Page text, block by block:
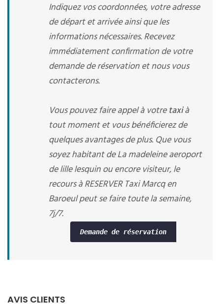
Indiquez vos coordonnées, votre adresse
de départ et arrivée ainsi que les
informations nécessaires. Recevez
immédiatement confirmation de votre
demande de réservation et nous vous
contacterons.
Vous pouvez faire appel à votretaxià
tout moment et vous bénéficierez de
quelques avantages de plus. Que vous
soyez habitant de La madeleine aeroport
de lille lesquin ou encore visiteur, le
recours à RESERVER Taxi Marcq en
Baroeul peut se faire toute la semaine,
7j/7.
Demande de réservation
AVIS CLIENTS